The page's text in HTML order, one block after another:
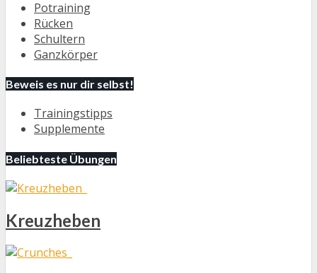
Potraining
Rücken
Schultern
Ganzkörper
Beweis es nur dir selbst!
Trainingstipps
Supplemente
Beliebteste Übungen
Kreuzheben